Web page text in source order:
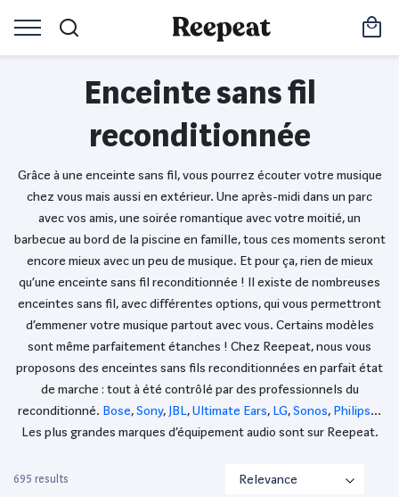
Enceinte sans fil
reconditionnée
Grâce à une enceinte sans fil, vous pourrez écouter votre musique
chez vous mais aussi en extérieur. Une après-midi dans un parc
avec vos amis, une soirée romantique avec votre moitié, un
barbecue au bord de la piscine en famille, tous ces moments seront
encore mieux avec un peu de musique. Et pour ça, rien de mieux
qu’une enceinte sans fil reconditionnée ! Il existe de nombreuses
enceintes sans fil, avec différentes options, qui vous permettront
d’emmener votre musique partout avec vous. Certains modèles
sont même parfaitement étanches ! Chez Reepeat, nous vous
proposons des enceintes sans fils reconditionnées en parfait état
de marche : tout à été contrôlé par des professionnels du
reconditionné. Bose,Sony, JBL,Ultimate Ears, LG,Sonos, Philips…
Les plus grandes marques d’équipement audio sont sur Reepeat.
695 results